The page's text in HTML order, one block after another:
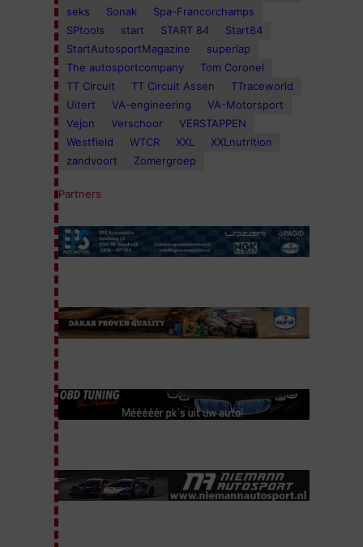
seks Sonak
Spa-Francorchamps
SPtools
start START 84
Start84
StartAutosportMagazine
superlap
The autosportcompany
Tom Coronel
TT Circuit
TT Circuit Assen
TTraceworld
Uitert
VA-engineering
VA-Motorsport
Vejon
Verschoor
VERSTAPPEN
Westfield
WTCR XXL
XXLnutrition
zandvoort
Zomergroep
Partners